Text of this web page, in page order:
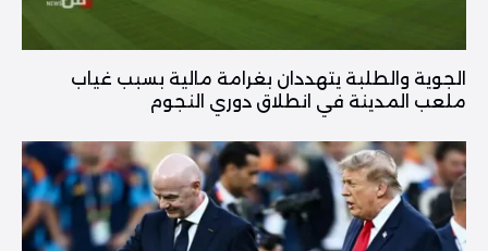
الجوية والطلبة يتهددان بغرامة مالية بسبب غياب
ملعب المدينة في انطلاق دوري النجوم